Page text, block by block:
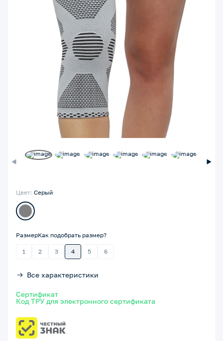
Цвет: Серый
РазмерКак подобрать размер?
1 2 3 4 5 6
Все характеристики
Сертификат
Код ТРУ для электронного сертификата